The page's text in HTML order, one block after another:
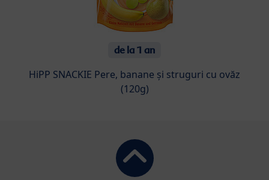
de la 1 an
HiPP SNACKIE Pere, banane și struguri cu ovăz
(120g)